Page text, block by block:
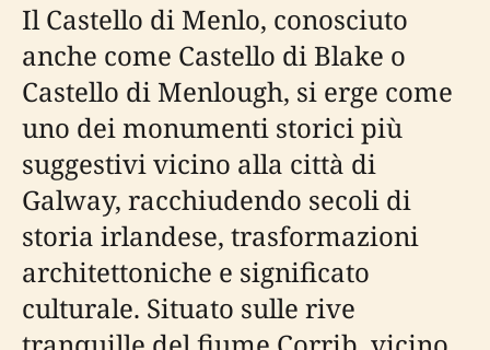
Il Castello di Menlo, conosciuto
anche come Castello di Blake o
Castello di Menlough, si erge come
uno dei monumenti storici più
suggestivi vicino alla città di
Galway, racchiudendo secoli di
storia irlandese, trasformazioni
architettoniche e significato
culturale. Situato sulle rive